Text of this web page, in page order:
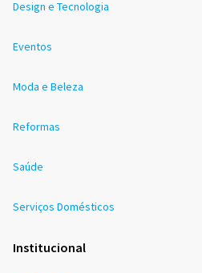
Design e Tecnologia
Eventos
Moda e Beleza
Reformas
Saúde
Serviços Domésticos
Institucional